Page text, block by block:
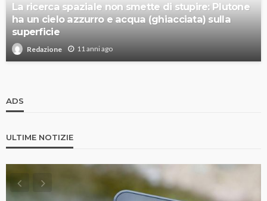
La ricerca spaziale non smette di stupire: Plutone
ha un cielo azzurro e acqua (ghiacciata) sulla
superficie
Redazione 11 anni ago
ADS
ULTIME NOTIZIE